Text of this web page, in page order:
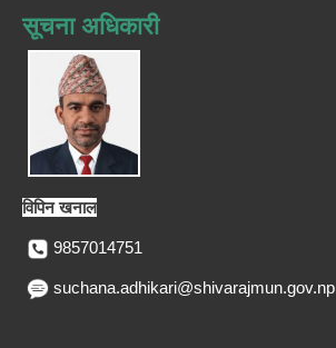
सूचना अधिकारी
विपिन खनाल
9857014751
suchana.adhikari@shivarajmun.gov.np